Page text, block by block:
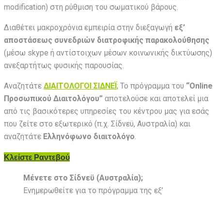
modification) στη ρύθμιση του σωματικού βάρους.
Διαθέτει μακροχρόνια εμπειρία στην διεξαγωγή εξ’
αποστάσεως συνεδριών διατροφικής παρακολούθησης
(μέσω skype ή αντίστοιχων μέσων κοινωνικής δικτύωσης)
ανεξαρτήτως φυσικής παρουσίας.
Αναζητάτε ΔΙΑΙΤΟΛΟΓΟΙ ΣΙΔΝΕΪ; Το πρόγραμμα του “Online
Προσωπικού Διαιτολόγου” αποτελούσε και αποτελεί μια
από τις βασικότερες υπηρεσίες του κέντρου μας για εσάς
που ζείτε στο εξωτερικό (π.χ. Σίδνεϋ, Αυστραλία) και
αναζητάτε Ελληνόφωνο διαιτολόγο.
Κλείστε Ραντεβού
Μένετε στο Σίδνεϋ (Αυστραλία);
Ενημερωθείτε για το πρόγραμμα της εξ’